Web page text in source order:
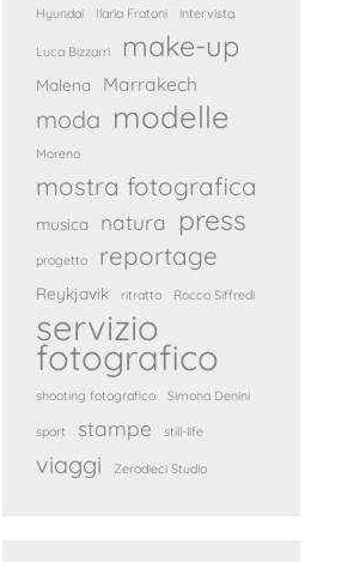
Hyundai Ilaria Fratoni intervista
Luca Bizzarri make-up
Malena Marrakech
moda modelle
Moreno
mostra fotografica
musica natura press
progetto reportage
Reykjavik ritratto Rocco Siffredi
servizio
fotografico
shooting fotografico Simona Denini
sport stampe still-life
viaggi Zerodieci Studio